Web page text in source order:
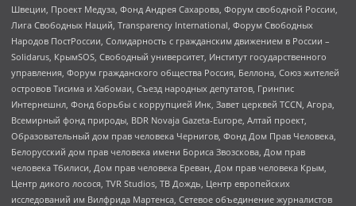
Швеции, Проект Медуза, Фонд Андрея Сахарова, Форум свободной России,
Лига Свободных Наций, Transparеncy International, Форум Свободных
Народов ПостРоссии, Солидарность с гражданским движением в России –
Solidarus, КрымSOS, Свободный университет, Институт государственного
управления, Форум гражданского общества Россия, Беллона, Союз жителей
островов Тисима и Хабомаи, Съезд народных депутатов, Гринпис
Интернешнл, Фонд борьбы с коррупцией Инк, Завет церквей TCCN, Агора,
Всемирный фонд природы, BDR Novaja Gazeta-Europe, Алтай проект,
Образовательный дом прав человека Чернигов, Фонд Дом Прав Человека,
Белорусский дом прав человека имени Бориса Звозскова, Дом прав
человека Тбилиси, Дом прав человека Ереван, Дом прав человека Крым,
Центр дикого лосося, TVR Studios, ТВ Дождь, Центр европейских
исследований им Вилфрида Мартенса, Сетевое объединение журналистов